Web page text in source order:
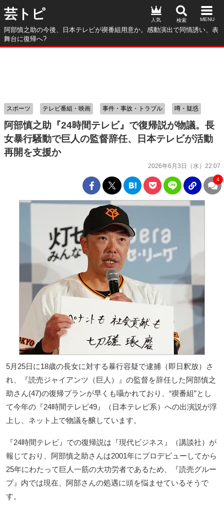
芸トピ
阿部慎之助の今後、日本テレビが禊番組用意か。感動演出で同情誘い、表
舞台に復帰へ?
人気
阿部慎之助『24時間テレビ』で復帰説が物議。長
女暴行騒動で巨人の監督辞任、日本テレビが活動
再開を支援か
2026年6月3日（水）22:07
スポーツ テレビ番組・映画 事件・事故・トラブル 噂・疑惑
4
5月25日に18歳の長女に対する暴行容疑で逮捕（即日釈放）さ
れ、『読売ジャイアンツ（巨人）』の監督を辞任した阿部慎之
助さん(47)の復帰プランが早くも囁かれており、“禊番組”とし
て今年の『24時間テレビ49』（日本テレビ系）への出演説が浮
上し、ネット上で物議を醸しています。
『24時間テレビ』での復帰説は『現代ビジネス』（講談社）が
報じており、阿部慎之助さんは2001年にプロデビューしてから
25年にわたって巨人一筋の大功労者であるため、『読売グルー
プ』内では現在、阿部さんの処遇に頭を悩ませているそうで
す。